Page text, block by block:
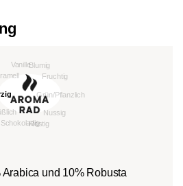
und 10% Robusta